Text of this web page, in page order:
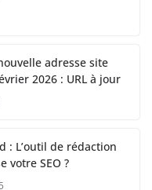
adresse site
2026 : URL à jour
: L’outil de rédaction
votre SEO ?